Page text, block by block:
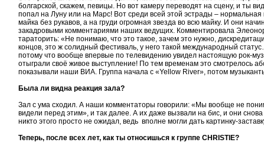
болгарской, скажем, певицы. Но вот камеру переводят на сцену, и ты
попал на Луну или на Марс! Вот среди всей этой эстрады –
майка без рукавов, а на груди огромная звезда во всю майку. И они
закадровыми комментариями наших ведущих. Комментировала
тараторить: «Не понимаю, что это такое, зачем это нужно,
концов, это ж солидный фестиваль, у него такой международный
потому что вообще впервые по телевидению увидел настоящую рок-
отыграли своё живое выступление! По тем временам это смотрелось
показывали наши ВИА. Группа начала с «Yellow River», потом
Была ли видна реакция зала?
Зал с ума сходил. А наши комментаторы говорили: «Мы вообще не
видели перед этим», и так далее. А их даже вызвали на бис, и они
никто этого просто не ожидал, ведь вполне могли дать картинку-
Теперь, после всех лет, как ты относишься к группе CHRISTIE?